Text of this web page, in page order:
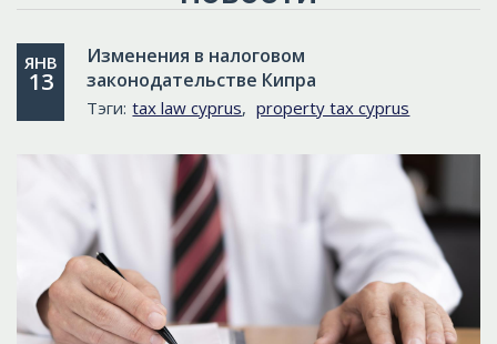
ИНФОРМАЦИЯ
КОНТАКТЫ
ЯЗЫК
ЯНВ
13
Изменения в налоговом
законодательстве Кипра
Тэги: tax law cyprus, property tax cyprus